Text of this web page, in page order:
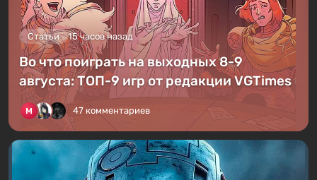
Статьи 15 часов назад
Во что поиграть на выходных 8-9
августа: ТОП-9 игр от редакции VGTimes
47 комментариев